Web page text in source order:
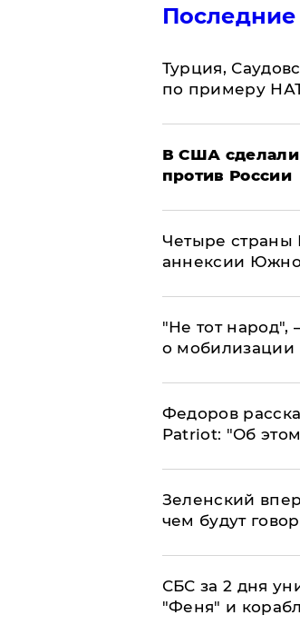
Турция,
по примеру
В США
против России
Четыре страны
аннексии
​"Не тот народ",
о мобилизации
Федоров
Patriot: "Об
Зеленский
чем будут
СБС за 2 дня
"Феня" и